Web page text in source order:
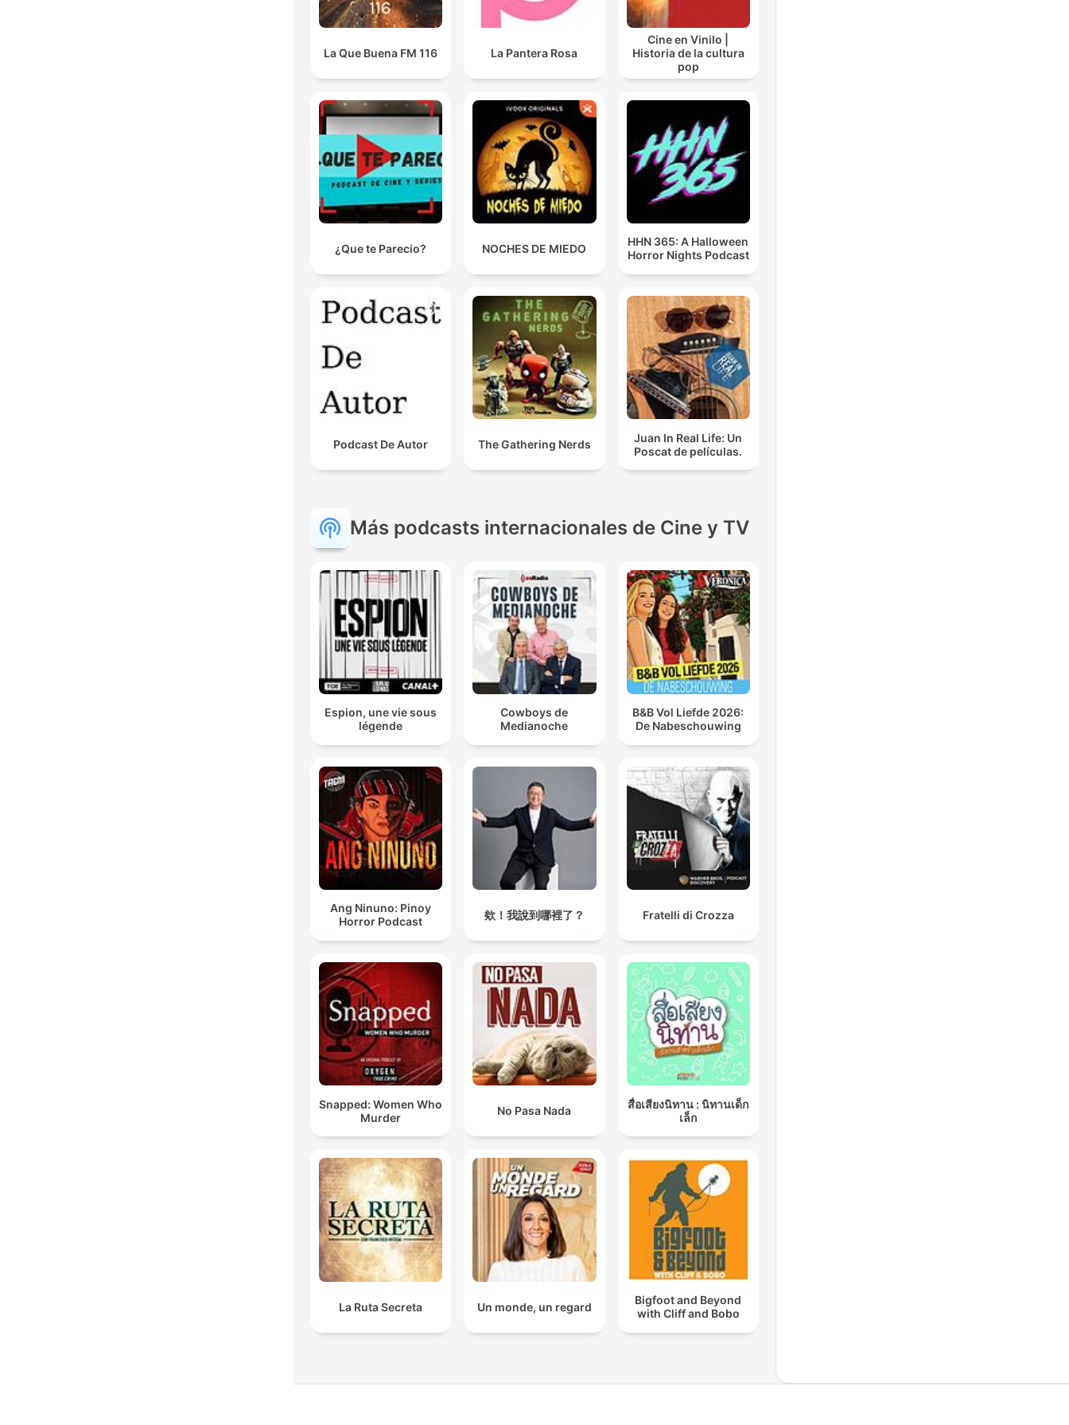
La Que Buena FM 116 La Pantera Rosa
Cine en Vinilo |
Historia de la cultura
pop
¿Que te Parecio? NOCHES DE MIEDO
HHN 365: A Halloween
Horror Nights Podcast
Podcast De Autor The Gathering Nerds
Juan In Real Life: Un
Poscat de películas.
Más podcasts internacionales de Cine y TV
Espion, une vie sous
légende
Cowboys de
Medianoche
B&B Vol Liefde 2026:
De Nabeschouwing
Ang Ninuno: Pinoy
Horror Podcast
欸！我說到哪裡了？ Fratelli di Crozza
Snapped: Women Who
Murder
No Pasa Nada
สื่อเสียงนิทาน : นิทานเด็ก
เล็ก
La Ruta Secreta Un monde, un regard
Bigfoot and Beyond
with Cliff and Bobo